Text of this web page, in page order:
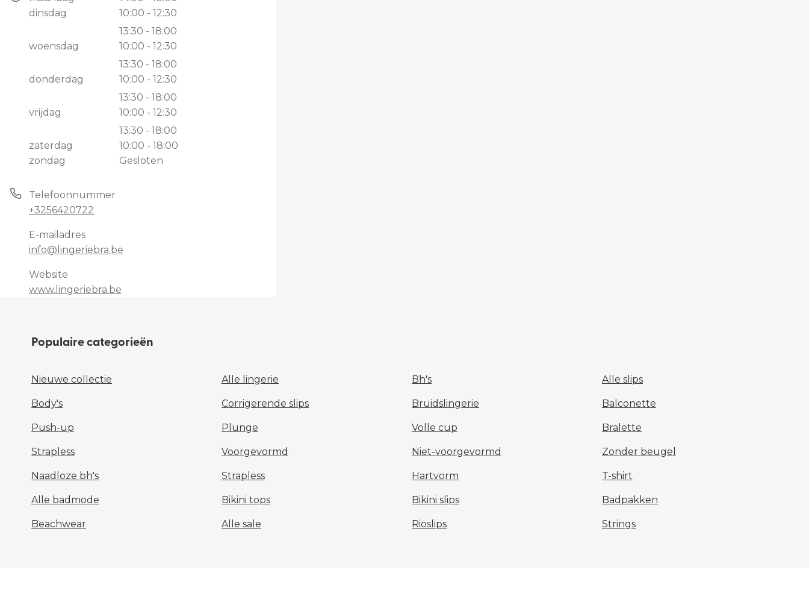
dinsdag
10:00 - 12:30
13:30 - 18:00
woensdag
10:00 - 12:30
13:30 - 18:00
donderdag
10:00 - 12:30
13:30 - 18:00
vrijdag
10:00 - 12:30
13:30 - 18:00
zaterdag
10:00 - 18:00
zondag
Gesloten
Telefoonnummer
+3256420722
E-mailadres
info@lingeriebra.be
Website
www.lingeriebra.be
Populaire categorieën
Nieuwe collectie Alle lingerie Bh's Alle slips
Body's Corrigerende slips Bruidslingerie Balconette
Push-up Plunge Volle cup Bralette
Strapless Voorgevormd Niet-voorgevormd Zonder beugel
Naadloze bh's Strapless Hartvorm T-shirt
Alle badmode Bikini tops Bikini slips Badpakken
Beachwear Alle sale Rioslips Strings